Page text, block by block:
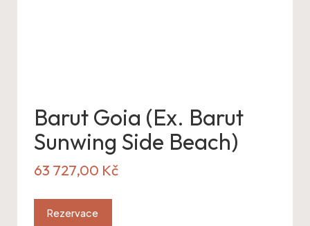
Barut Goia (Ex. Barut
Sunwing Side Beach)
63 727,00 Kč
Rezervace